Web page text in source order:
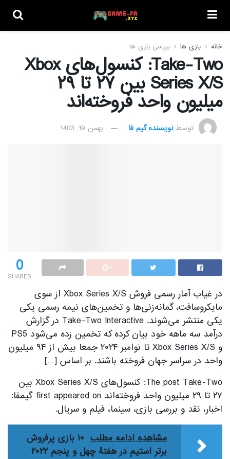
خانه بازی ها بررسی بازی ها
Take-Two: کنسول‌های Xbox
Series X/S بین ۲۷ تا ۲۹
میلیون واحد فروخته‌اند
توسط نویسنده گیم فا بهمن 19, 1403
0
SHARES
در غیاب آمار رسمی فروش Xbox Series X/S از سوی
مایکروسافت، گمانه‌زنی‌ها و تخمین‌های نیمه رسمی یکی
یکی منتشر می‌شوند. Take-Two Interactive در گزارش
درآمد سه ماهه خود بیان کرده که تخمین زده می‌شود PS5
و Xbox Series X/S تا نوامبر ۲۰۲۴ جمعا بیش از ۹۴ میلیون
واحد در سراسر جهان فروخته باشند. بر اساس […]
The post Take-Two: کنسول‌های Xbox Series X/S بین
۲۷ تا ۲۹ میلیون واحد فروخته‌اند first appeared on گیمفا:
اخبار، نقد و بررسی بازی، سینما، فیلم و سریال.
مشاهده ادامه مطلب
۱۰ بازی پرفروش
برتر استیم در هفتۀ چهل و پنجم ۲۰۲۲